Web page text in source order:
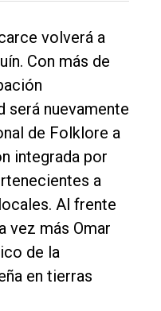
volverá a
Con más de
será nuevamente
de Folklore a
integrada por
a
Al frente
vez más Omar
de la
en tierras